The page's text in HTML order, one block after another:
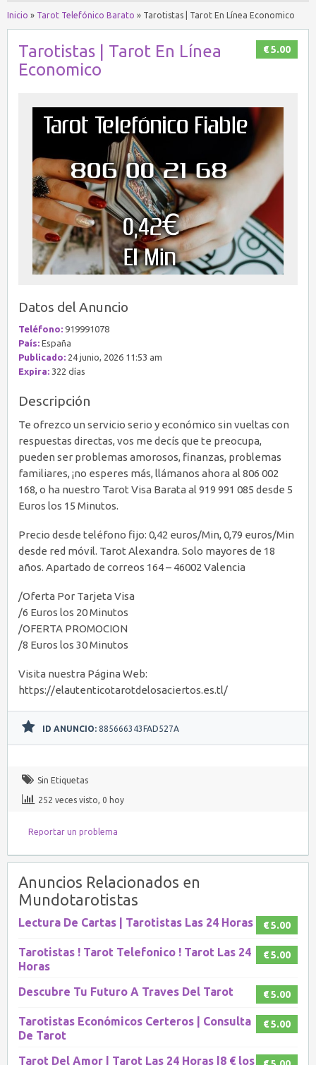
Inicio » Tarot Telefónico Barato » Tarotistas | Tarot En Línea Economico
€ 5.00
Tarotistas | Tarot En Línea
Economico
Datos del Anuncio
Teléfono: 919991078
País: España
Publicado: 24 junio, 2026 11:53 am
Expira: 322 días
Descripción
Te ofrezco un servicio serio y económico sin vueltas con
respuestas directas, vos me decís que te preocupa,
pueden ser problemas amorosos, finanzas, problemas
familiares, ¡no esperes más, llámanos ahora al 806 002
168, o ha nuestro Tarot Visa Barata al 919 991 085 desde 5
Euros los 15 Minutos.
Precio desde teléfono fijo: 0,42 euros/Min, 0,79 euros/Min
desde red móvil. Tarot Alexandra. Solo mayores de 18
años. Apartado de correos 164 – 46002 Valencia
/Oferta Por Tarjeta Visa
/6 Euros los 20 Minutos
/OFERTA PROMOCION
/8 Euros los 30 Minutos
Visita nuestra Página Web:
https://elautenticotarotdelosaciertos.es.tl/
ID ANUNCIO: 885666343FAD527A
Sin Etiquetas
252 veces visto, 0 hoy
Reportar un problema
Anuncios Relacionados en
Mundotarotistas
€ 5.00
Lectura De Cartas | Tarotistas Las 24 Horas
€ 5.00
Tarotistas ! Tarot Telefonico ! Tarot Las 24
Horas
€ 5.00
Descubre Tu Futuro A Traves Del Tarot
€ 5.00
Tarotistas Económicos Certeros | Consulta
De Tarot
Tarot Del Amor | Tarot Las 24 Horas |8 € los